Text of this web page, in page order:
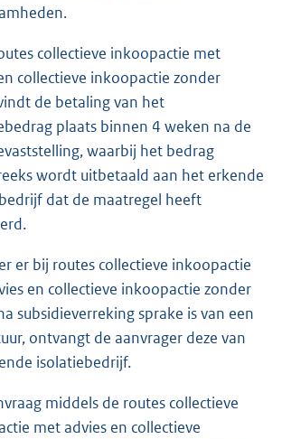
collectieve inkoopactie met
collectieve inkoopactie zonder
de betaling van het
plaats binnen 4 weken na de
waarbij het bedrag
wordt uitbetaald aan het erkende
dat de maatregel heeft
er bij routes collectieve inkoopactie
en collectieve inkoopactie zonder
subsidieverreking sprake is van een
ontvangt de aanvrager deze van
isolatiebedrijf.
middels de routes collectieve
met advies en collectieve